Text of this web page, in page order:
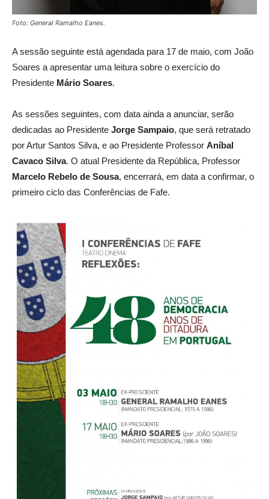
Foto: General Ramalho Eanes.
A sessão seguinte está agendada para 17 de maio, com João
Soares a apresentar uma leitura sobre o exercício do
Presidente Mário Soares.
As sessões seguintes, com data ainda a anunciar, serão
dedicadas ao Presidente Jorge Sampaio, que será retratado
por Artur Santos Silva, e ao Presidente Professor Aníbal
Cavaco Silva. O atual Presidente da República, Professor
Marcelo Rebelo de Sousa, encerrará, em data a confirmar, o
primeiro ciclo das Conferências de Fafe.